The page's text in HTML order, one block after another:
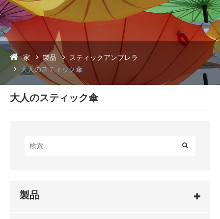
家 製品
スティックアンブレラ
大人のスティック傘
大人のスティック傘
製品